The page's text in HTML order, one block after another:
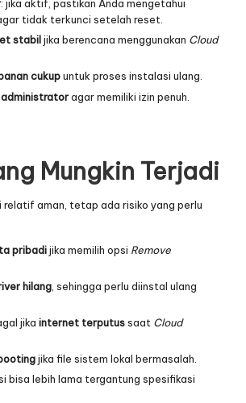
: jika aktif, pastikan Anda mengetahui
tidak terkunci setelah reset.
stabiljika berencana menggunakan Cloud
cukupuntuk proses instalasi ulang.
administratoragar memiliki izin penuh.
Mungkin Terjadi
relatif aman, tetap ada risiko yang perlu
pribadijika memilih opsi Remove
hilang , sehingga perlu diinstal ulang
jika internet terputussaat Cloud
jika file sistem lokal bermasalah.
bisa lebih lama tergantung spesifikasi